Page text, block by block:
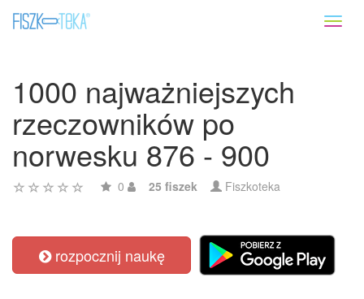
1000 najważniejszych
rzeczowników po
norwesku 876 - 900
0 25 fiszek Fiszkoteka
rozpocznij naukę